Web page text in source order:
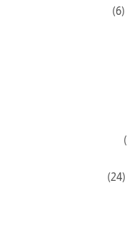
(6)
(24)